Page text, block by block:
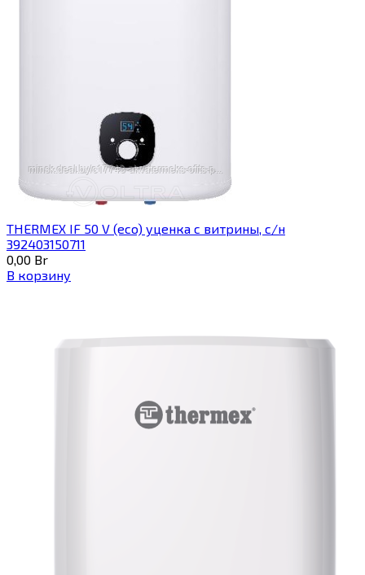
THERMEX IF 50 V (eco) уценка c витрины, с/н
392403150711
0,00 Br
В корзину